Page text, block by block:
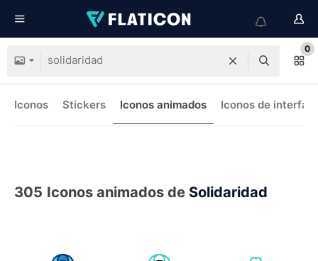
0
Iconos Stickers Iconos animados Iconos de interfaz
305 Iconos animados de Solidaridad